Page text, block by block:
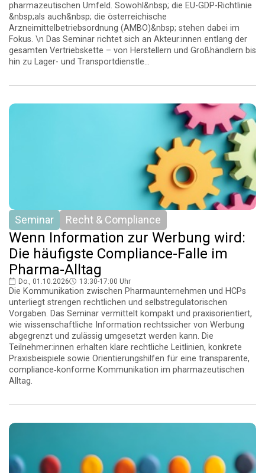
pharmazeutischen Umfeld. Sowohl&nbsp; die EU-GDP-Richtlinie
&nbsp;als auch&nbsp; die österreichische
Arzneimittelbetriebsordnung (AMBO)&nbsp; stehen dabei im
Fokus. \n Das Seminar richtet sich an Akteur:innen entlang der
gesamten Vertriebskette – von Herstellern und Großhändlern bis
hin zu Lager- und Transportdienstle...
Seminar Recht & Compliance
Wenn Information zur Werbung wird:
Die häufigste Compliance-Falle im
Pharma-Alltag
Do., 01.10.2026 13:30-17:00 Uhr
Die Kommunikation zwischen Pharmaunternehmen und HCPs
unterliegt strengen rechtlichen und selbstregulatorischen
Vorgaben. Das Seminar vermittelt kompakt und praxisorientiert,
wie wissenschaftliche Information rechtssicher von Werbung
abgegrenzt und zulässig umgesetzt werden kann. Die
Teilnehmer:innen erhalten klare rechtliche Leitlinien, konkrete
Praxisbeispiele sowie Orientierungshilfen für eine transparente,
compliance‑konforme Kommunikation im pharmazeutischen
Alltag.